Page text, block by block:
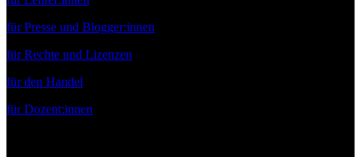
für Presse und Blogger:innen
für Rechte und Lizenzen
für den Handel
für Dozent:innen